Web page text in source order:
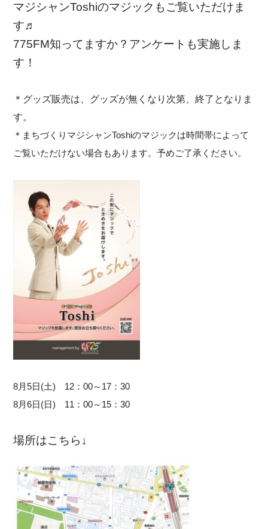
マジシャンToshiのマジックもご覧いただけま
す♬
775FM知ってますか？アンケートも実施しま
す！
＊グッズ販売は、グッズが無くなり次第、終了となりま
す。
＊まちづくりマジシャンToshiのマジックは時間帯によって
ご覧いただけない場合もあります。予めご了承ください。
8月5日(土) 12：00～17：30
8月6日(日) 11：00～15：30
場所はこちら↓